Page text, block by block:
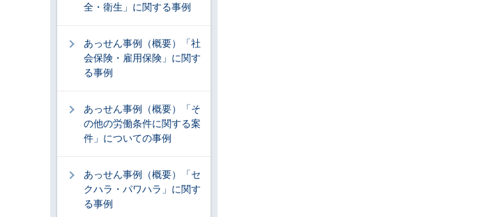
全・衛生」に関する事例
あっせん事例（概要）「社
会保険・雇用保険」に関す
る事例
あっせん事例（概要）「そ
の他の労働条件に関する案
件」についての事例
あっせん事例（概要）「セ
クハラ・パワハラ」に関す
る事例